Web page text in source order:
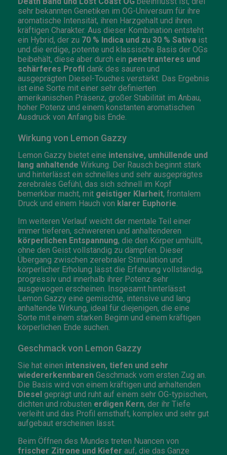
sehr bekannten Genetiken im OG-Universum für ihre
aromatische Intensität, ihren Harzgehalt und ihren
kräftigen Charakter. Aus dieser Kombination entsteht
ein Hybrid, der zu 70 % Indica und zu 30 % Sativa ist
und die erdige, potente und klassische Basis der OGs
beibehält, diese aber durch ein penetranteres und
schärferes Profil dank des sauren und
ausgeprägten Diesel-Touches verstärkt. Das Ergebnis
ist eine Sorte mit einer sehr definierten
amerikanischen Präsenz, großer Stabilität im Anbau,
hoher Potenz und einem konstanten aromatischen
Ausdruck von Anfang bis Ende.
Wirkung von Lemon Gazzy
Lemon Gazzy bietet eine intensive, umhüllende und
lang anhaltende Wirkung. Der Rausch beginnt stark
und hinterlässt ein schnelles und sehr ausgeprägtes
zerebrales Gefühl, das sich schnell im Kopf
bemerkbar macht, mit geistiger Klarheit, frontalem
Druck und einem Hauch von klarer Euphorie
Im weiteren Verlauf weicht der mentale Teil einer
immer tieferen, schwereren und anhaltenderen
körperlichen Entspannung, die den Körper umhüllt,
ohne den Geist vollständig zu dämpfen. Dieser
Übergang zwischen zerebraler Stimulation und
körperlicher Erholung lässt die Erfahrung vollständig,
progressiv und innerhalb ihrer Potenz sehr
ausgewogen erscheinen. Insgesamt hinterlässt
Lemon Gazzy eine gemischte, intensive und lang
anhaltende Wirkung, ideal für diejenigen, die eine
Sorte mit einem starken Beginn und einem kräftigen
körperlichen Ende suchen.
Geschmack von Lemon Gazzy
Sie hat einen intensiven, tiefen und sehr
wiedererkennbaren Geschmack vom ersten Zug an.
Die Basis wird von einem kräftigen und anhaltenden
Diesel geprägt und ruht auf einem sehr OG-typischen,
dichten und robusten erdigen Kern, der ihr Tiefe
verleiht und das Profil ernsthaft, komplex und sehr gut
aufgebaut erscheinen lässt.
Beim Öffnen des Mundes treten Nuancen von
frischer Zitrone und Kiefer auf, die das Ganze